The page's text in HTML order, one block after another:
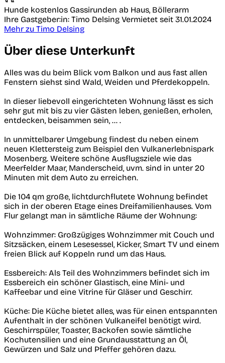
Hunde kostenlos Gassirunden ab Haus, Böllerarm
Ihre Gastgeber:in: Timo Delsing Vermietet seit 31.01.2024
Mehr zu Timo Delsing
Über diese Unterkunft
Alles was du beim Blick vom Balkon und aus fast allen
Fenstern siehst sind Wald, Weiden und Pferdekoppeln.
In dieser liebevoll eingerichteten Wohnung lässt es sich
sehr gut mit bis zu vier Gästen leben, genießen, erholen,
entdecken, beisammen sein, ... .
In unmittelbarer Umgebung findest du neben einem
neuen Klettersteig zum Beispiel den Vulkanerlebnispark
Mosenberg. Weitere schöne Ausflugsziele wie das
Meerfelder Maar, Manderscheid, uvm. sind in unter 20
Minuten mit dem Auto zu erreichen.
Die 104 qm große, lichtdurchflutete Wohnung befindet
sich in der oberen Etage eines Dreifamilienhauses. Vom
Flur gelangt man in sämtliche Räume der Wohnung:
Wohnzimmer: Großzügiges Wohnzimmer mit Couch und
Sitzsäcken, einem Lesesessel, Kicker, Smart TV und einem
freien Blick auf Koppeln rund um das Haus.
Essbereich: Als Teil des Wohnzimmers befindet sich im
Essbereich ein schöner Glastisch, eine Mini- und
Kaffeebar und eine Vitrine für Gläser und Geschirr.
Küche: Die Küche bietet alles, was für einen entspannten
Aufenthalt in der schönen Vulkaneifel benötigt wird.
Geschirrspüler, Toaster, Backofen sowie sämtliche
Kochutensilien und eine Grundausstattung an Öl,
Gewürzen und Salz und Pfeffer gehören dazu.